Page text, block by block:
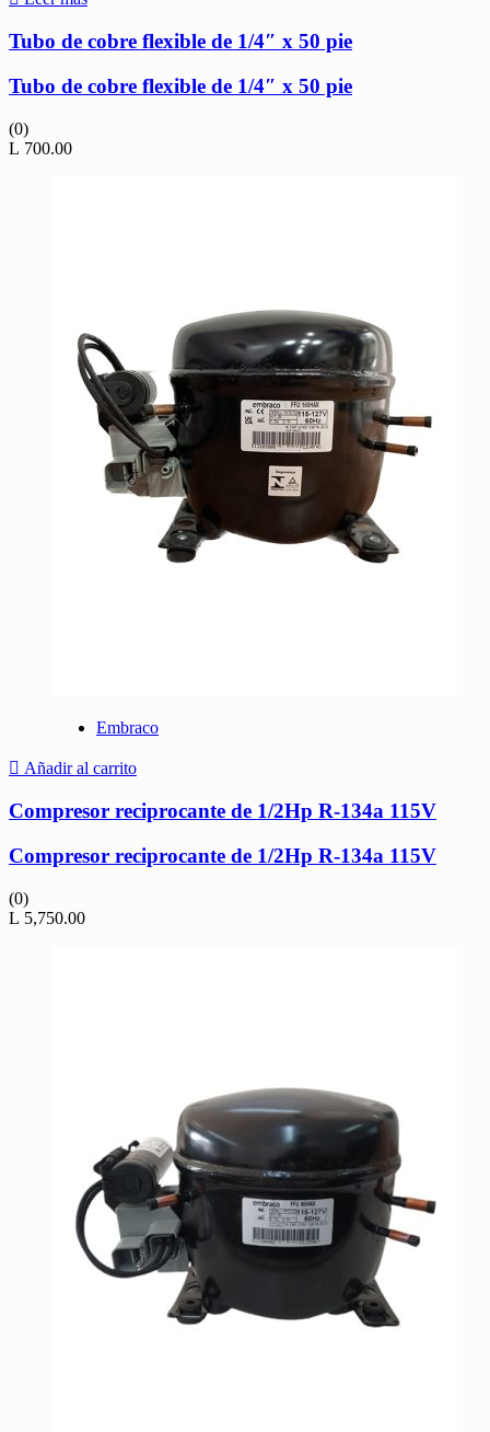
Tubo de cobre flexible de 1/4″ x 50 pie
Tubo de cobre flexible de 1/4″ x 50 pie
(0)
L 700.00
Embraco
Añadir al carrito
Compresor reciprocante de 1/2Hp R-134a 115V
Compresor reciprocante de 1/2Hp R-134a 115V
(0)
L 5,750.00